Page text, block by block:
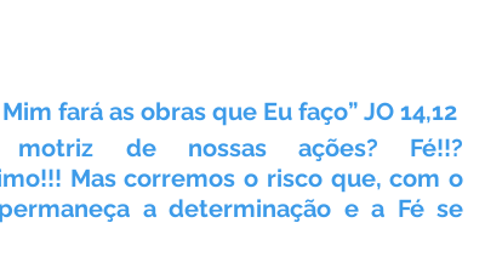
fará as obras que Eu faço” JO 14,12
de nossas ações? Fé!!?
Mas corremos o risco que, com o
a determinação e a Fé se